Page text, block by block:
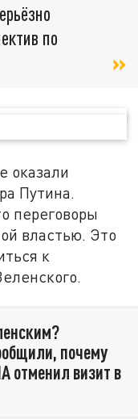
по
оказали
Путина.
переговоры
властью. Это
к
почему
отменил визит в